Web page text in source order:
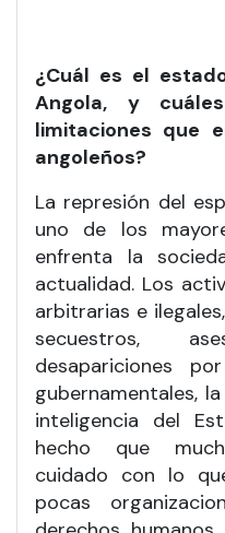
¿Cuál es el
Angola, y
limitaciones que
angoleños?
La represión del
uno de los
enfrenta la
actualidad. Los
arbitrarias e
secuestros,
desapariciones
gubernamentales,
inteligencia del
hecho que
cuidado con lo
pocas